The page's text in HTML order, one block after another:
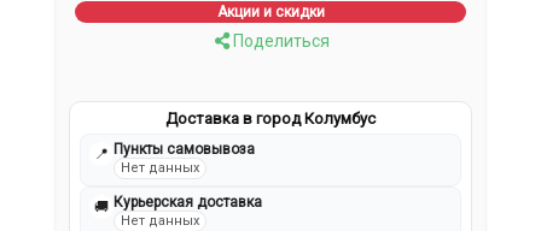
Акции и скидки
Поделиться
Доставка в город Колумбус
📍 Пункты самовывоза
Нет данных
🚚 Курьерская доставка
Нет данных